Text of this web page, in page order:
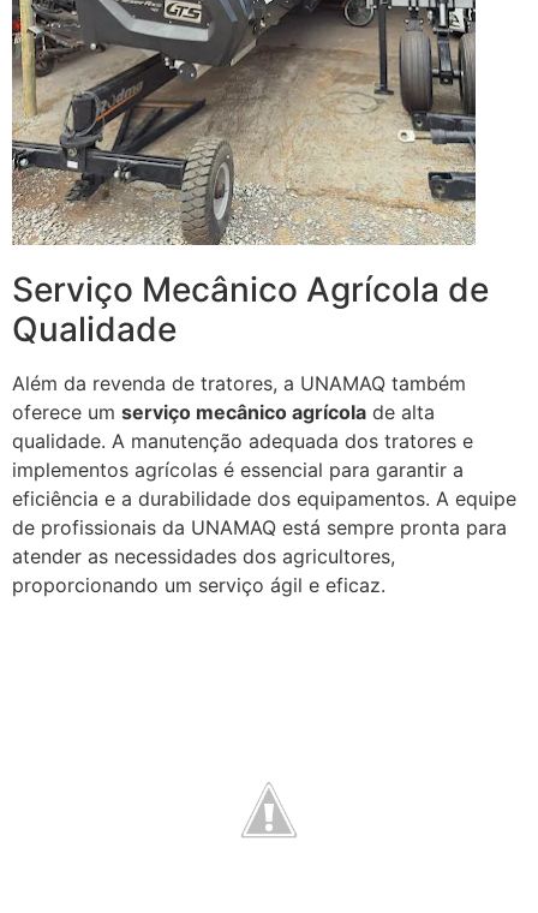
Serviço Mecânico Agrícola de
Qualidade
Além da revenda de tratores, a UNAMAQ também
oferece um serviço mecânico agrícola de alta
qualidade. A manutenção adequada dos tratores e
implementos agrícolas é essencial para garantir a
eficiência e a durabilidade dos equipamentos. A equipe
de profissionais da UNAMAQ está sempre pronta para
atender as necessidades dos agricultores,
proporcionando um serviço ágil e eficaz.